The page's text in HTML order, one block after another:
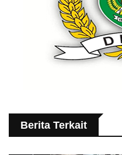
Berita Terkait